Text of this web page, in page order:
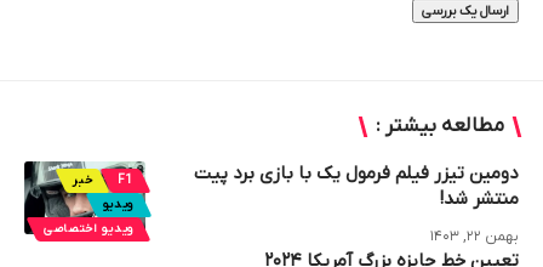
مطالعه بیشتر :
F1
خبر
ویدیو
ویدیو اختصاصی
دومین تیزر فیلم فرمول یک با بازی برد پیت
منتشر شد!
بهمن ۲۲, ۱۴۰۳
تعیین خط جایزه بزرگ آمریکا ۲۰۲۴